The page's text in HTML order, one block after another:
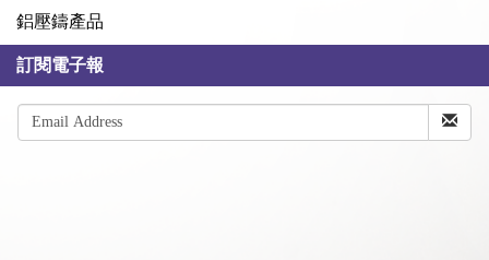
鋁壓鑄產品
訂閱電子報